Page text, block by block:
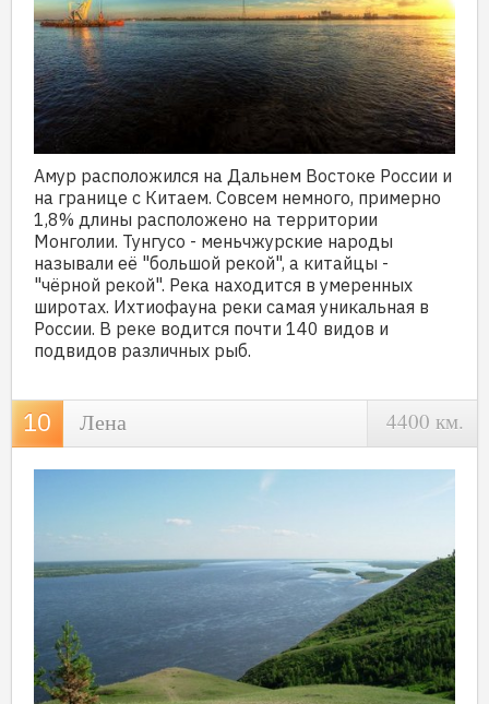
Амур расположился на Дальнем Востоке России и
на границе с Китаем. Совсем немного, примерно
1,8% длины расположено на территории
Монголии. Тунгусо - меньчжурские народы
называли её "большой рекой", а китайцы -
"чёрной рекой". Река находится в умеренных
широтах. Ихтиофауна реки самая уникальная в
России. В реке водится почти 140 видов и
подвидов различных рыб.
Лена 4400 км.